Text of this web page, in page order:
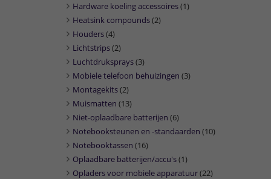
Hardware koeling accessoires(1)
Heatsink compounds(2)
Houders(4)
Lichtstrips(2)
Luchtdruksprays(3)
Mobiele telefoon behuizingen (3)
Montagekits(2)
Muismatten (13)
Niet-oplaadbare batterijen (6)
Notebooksteunen en -standaarden (10)
Notebooktassen (16)
Oplaadbare batterijen/accu's(1)
Opladers voor mobiele apparatuur(22)